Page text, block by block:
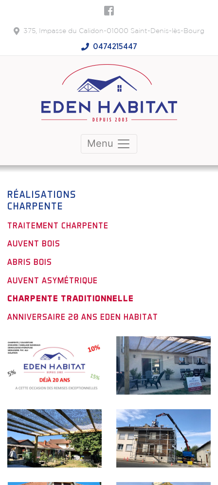
375, Impasse du Calidon-01000 Saint-Denis-lès-Bourg
0474215447
Menu
RÉALISATIONS
CHARPENTE
TRAITEMENT CHARPENTE
AUVENT BOIS
ABRIS BOIS
AUVENT ASYMÉTRIQUE
CHARPENTE TRADITIONNELLE
ANNIVERSAIRE 20 ANS EDEN HABITAT